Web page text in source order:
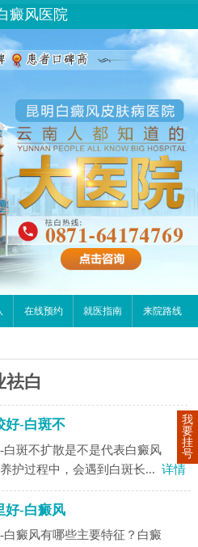
癜风医院
在线预约 就医指南 来院路线
祛白
好-白斑不
斑不扩散是不是代表白癜风
护过程中，会遇到白斑长... 详情
好-白癜风
癜风有哪些主要特征？白癜
我
要
挂
号